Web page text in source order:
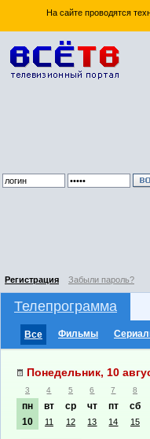
На сайте проводятся
Регистрация Забыли пароль?
Телепрограмма
Все Фильмы
Понедельник, 10
3 4 5 6 7 8
пн вт ср чт пт сб
10
11 12 13 14 15